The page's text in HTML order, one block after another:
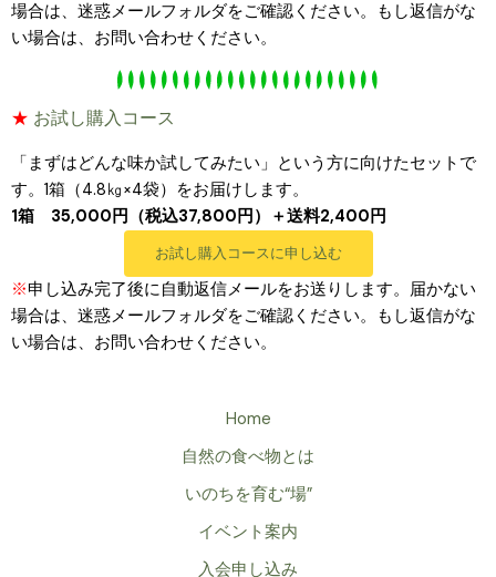
場合は、迷惑メールフォルダをご確認ください。もし返信がな
い場合は、お問い合わせください。
★ お試し購入コース
「まずはどんな味か試してみたい」という方に向けたセットで
す。1箱（4.8㎏×4袋）をお届けします。
1箱 35,000円（税込37,800円）＋送料2,400円
お試し購入コースに申し込む
※申し込み完了後に自動返信メールをお送りします。届かない
場合は、迷惑メールフォルダをご確認ください。もし返信がな
い場合は、お問い合わせください。
Home
自然の食べ物とは
いのちを育む“場”
イベント案内
入会申し込み